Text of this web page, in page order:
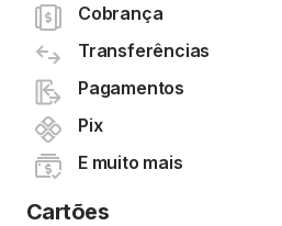
Cobrança
Transferências
Pagamentos
Pix
E muito mais
Cartões